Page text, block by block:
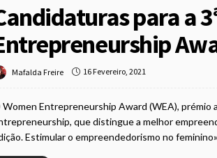
para a
Mafalda Freire 16 Fevereiro, 2021
Women Entrepreneurship Award (WEA),
que distingue a melhor
Estimular o empreendedorismo no